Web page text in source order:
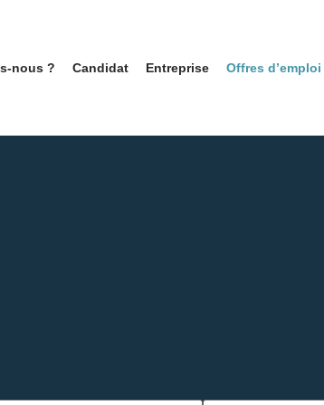
nous ? Candidat Entreprise Offres d’emploi